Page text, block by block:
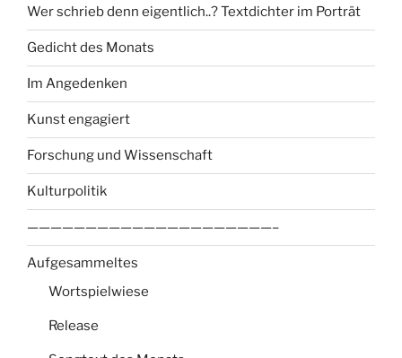
Wer schrieb denn eigentlich..? Textdichter im Porträt
Gedicht des Monats
Im Angedenken
Kunst engagiert
Forschung und Wissenschaft
Kulturpolitik
—————————————————————–
Aufgesammeltes
Wortspielwiese
Release